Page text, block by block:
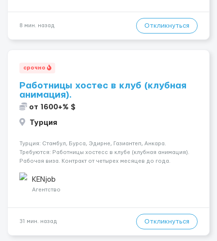
8 мин. назад Откликнуться
срочно
Работницы хостес в клуб (клубная
анимация).
от 1600+% $
Турция
Турция: Стамбул, Бурса, Эдирне, Газиантеп, Анкара.
Требуются: Работницы хостесc в клубе (клубная анимация).
Рабочая виза. Контракт от четырех месяцев до года.
страховка. Высокая зарплата + %. Легально. Безопасно.
*Коммуникабел...
KENjob
Агентство
31 мин. назад Откликнуться